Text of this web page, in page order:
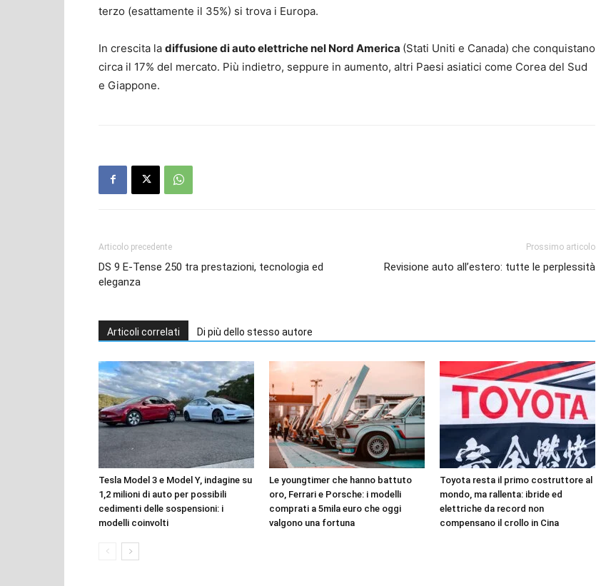
terzo (esattamente il 35%) si trova i Europa.
In crescita la diffusione di auto elettriche nel Nord America (Stati Uniti e Canada) che conquistano
circa il 17% del mercato. Più indietro, seppure in aumento, altri Paesi asiatici come Corea del Sud
e Giappone.
Articolo precedente
DS 9 E-Tense 250 tra prestazioni, tecnologia ed
eleganza
Prossimo articolo
Revisione auto all’estero: tutte le perplessità
Articoli correlati Di più dello stesso autore
Tesla Model 3 e Model Y, indagine su
1,2 milioni di auto per possibili
cedimenti delle sospensioni: i
modelli coinvolti
Le youngtimer che hanno battuto
oro, Ferrari e Porsche: i modelli
comprati a 5mila euro che oggi
valgono una fortuna
Toyota resta il primo costruttore al
mondo, ma rallenta: ibride ed
elettriche da record non
compensano il crollo in Cina